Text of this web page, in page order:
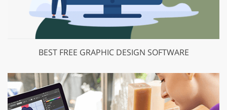
BEST FREE GRAPHIC DESIGN SOFTWARE